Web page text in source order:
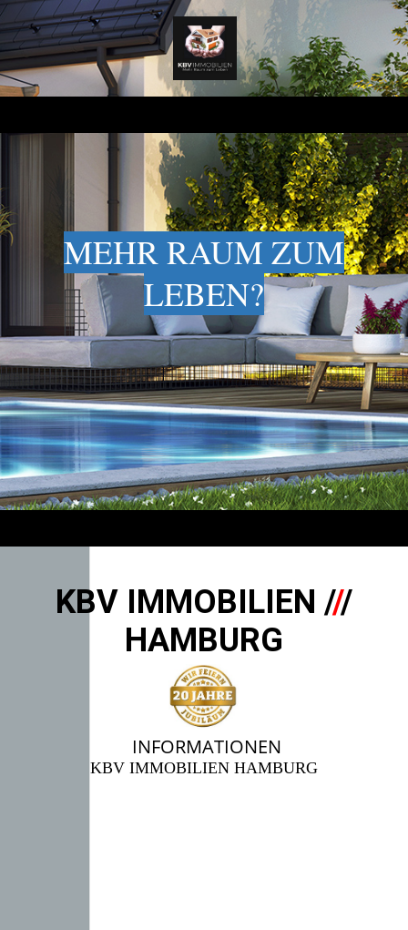
MEHR RAUM ZUM
LEBEN?
KBV IMMOBILIEN ///
HAMBURG
INFORMATIONEN
KBV IMMOBILIEN HAMBURG